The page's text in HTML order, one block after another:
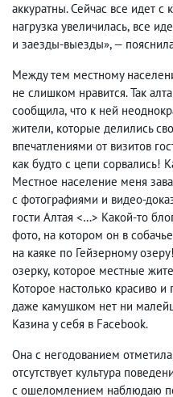
аккуратны. Сейчас все идет
нагрузка увеличилась, все
и заезды-выезды», —
Между тем местному
не слишком нравится. Так
сообщила, что к ней
жители, которые делились
впечатлениями от визитов
как будто с цепи сорвались!
Местное население меня
с фотографиями и видео-
гости Алтая <…> Какой-то
фото, на котором он в
на каяке по Гейзерному
озерку, которое местные
Которое настолько красиво и
даже камушком нет ни
Казина у себя в Facebook.
Она с негодованием отметила
отсутствует культура
с ошеломлением наблюдаю